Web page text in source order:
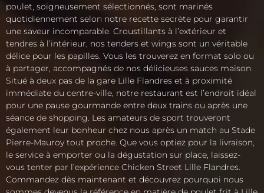
poulet, soigneusement sélectionnés, sont marinés
quotidiennement selon notre recette secrète pour garantir
une saveur incomparable. Croustillants à l’extérieur et
tendres à l’intérieur, nos tenders et wings sont un véritable
délice pour les papilles. Vous les trouverez en format solo ou
à partager, accompagnés de nos délicieuses sauces maison.
Situé à deux pas de la gare Lille Flandres et à proximité
immédiate du centre-ville, notre restaurant est l’endroit idéal
pour une pause gourmande entre deux trains ou après une
séance de shopping. Les amateurs de sport trouveront
également leur bonheur chez nous après un match au Stade
Pierre-Mauroy tout proche. Que vous optiez pour la livraison,
le service à emporter ou la dégustation sur place, laissez-
vous tenter par l’expérience Chicken Street Lille Flandres.
Commandez dès maintenant et découvrez pourquoi nous